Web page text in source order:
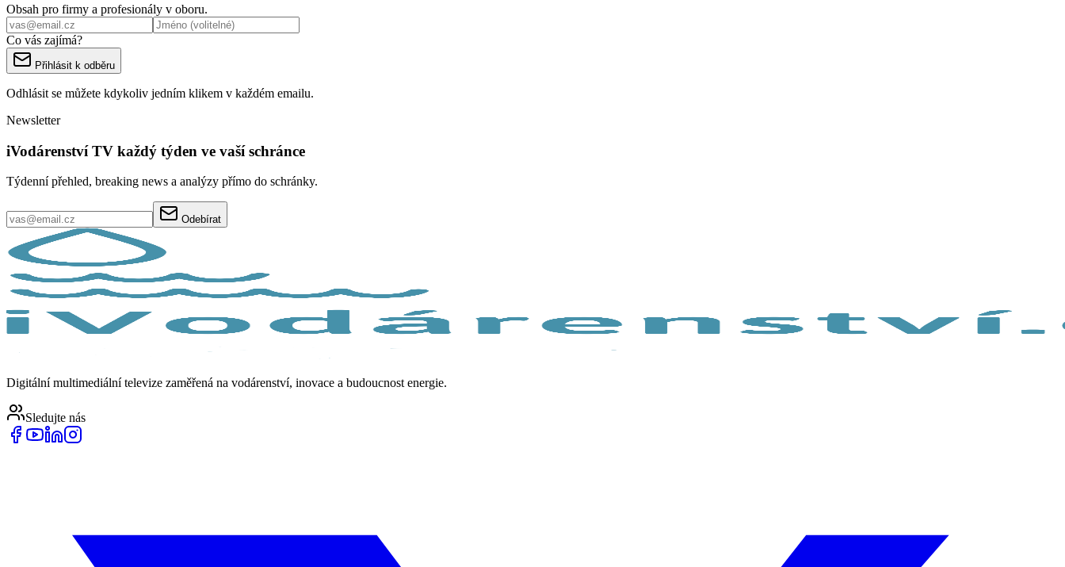
Obsah pro firmy a profesionály v oboru.
Co vás zajímá?
Přihlásit k odběru
Odhlásit se můžete kdykoliv jedním klikem v každém emailu.
Newsletter
iVodárenství TV každý týden ve vaší schránce
Týdenní přehled, breaking news a analýzy přímo do schránky.
Odebírat
Digitální multimediální televize zaměřená na vodárenství, inovace a budoucnost energie.
Sledujte nás